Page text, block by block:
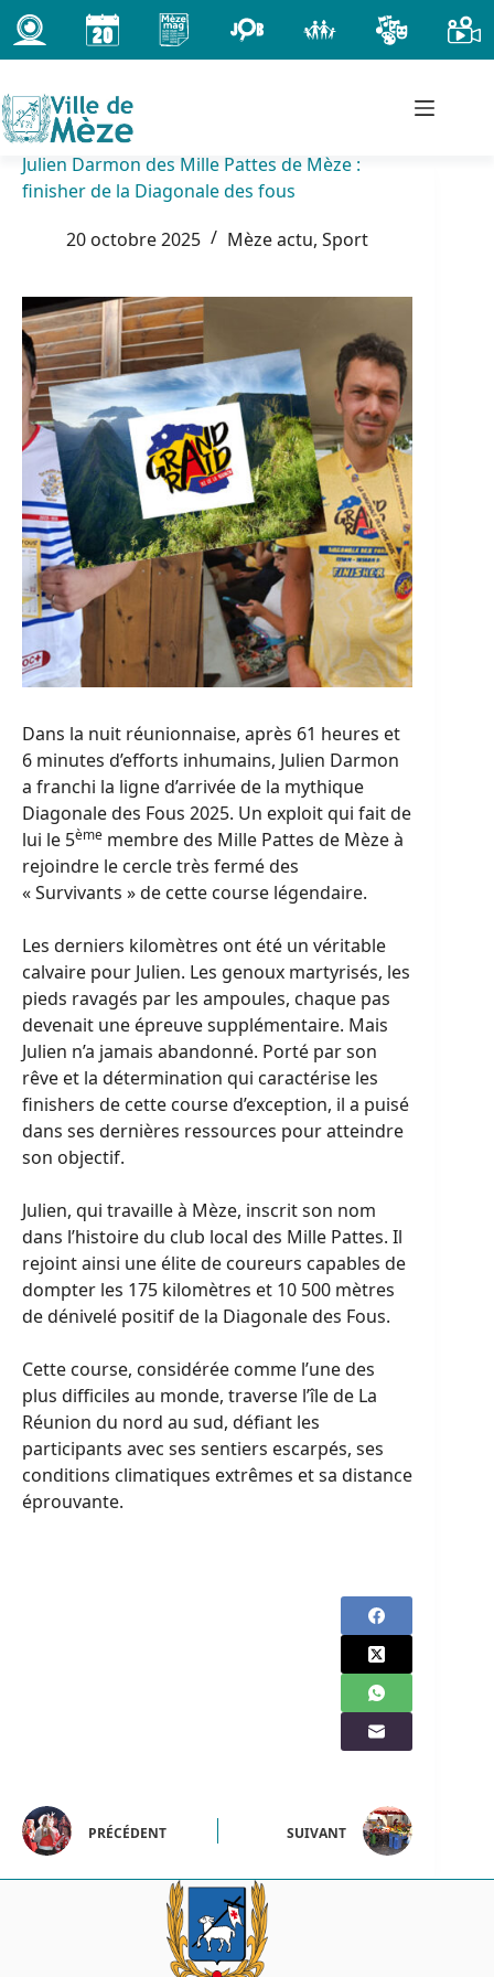
Passer
au
contenu
Julien Darmon des Mille Pattes de Mèze :
finisher de la Diagonale des fous
20 octobre 2025
Mèze actu, Sport
Dans la nuit réunionnaise, après 61 heures et
6 minutes d’efforts inhumains, Julien Darmon
a franchi la ligne d’arrivée de la mythique
Diagonale des Fous 2025. Un exploit qui fait de
lui le 5ème membre des Mille Pattes de Mèze à
rejoindre le cercle très fermé des
« Survivants » de cette course légendaire.
Les derniers kilomètres ont été un véritable
calvaire pour Julien. Les genoux martyrisés, les
pieds ravagés par les ampoules, chaque pas
devenait une épreuve supplémentaire. Mais
Julien n’a jamais abandonné. Porté par son
rêve et la détermination qui caractérise les
finishers de cette course d’exception, il a puisé
dans ses dernières ressources pour atteindre
son objectif.
Julien, qui travaille à Mèze, inscrit son nom
dans l’histoire du club local des Mille Pattes. Il
rejoint ainsi une élite de coureurs capables de
dompter les 175 kilomètres et 10 500 mètres
de dénivelé positif de la Diagonale des Fous.
Cette course, considérée comme l’une des
plus difficiles au monde, traverse l’île de La
Réunion du nord au sud, défiant les
participants avec ses sentiers escarpés, ses
conditions climatiques extrêmes et sa distance
éprouvante.
PRÉCÉDENT SUIVANT